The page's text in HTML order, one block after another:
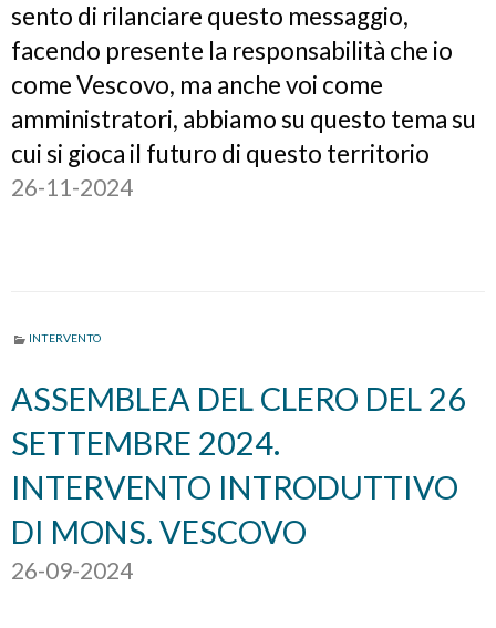
sento di rilanciare questo messaggio,
facendo presente la responsabilità che io
come Vescovo, ma anche voi come
amministratori, abbiamo su questo tema su
cui si gioca il futuro di questo territorio
26-11-2024
INTERVENTO
ASSEMBLEA DEL CLERO DEL 26
SETTEMBRE 2024.
INTERVENTO INTRODUTTIVO
DI MONS. VESCOVO
26-09-2024